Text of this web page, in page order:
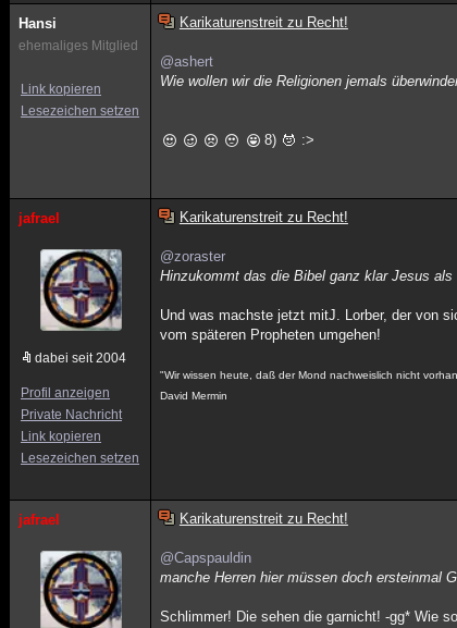
Hansi
ehemaliges Mitglied
Link kopieren
Lesezeichen setzen
Karikaturenstreit zu Recht!
@ashert
Wie wollen wir die Religionen jemals
8) :>
jafrael
dabei seit 2004
Profil anzeigen
Private Nachricht
Link kopieren
Lesezeichen setzen
Karikaturenstreit zu Recht!
@zoraster
Hinzukommt das die Bibel ganz klar Jesus
Und was machste jetzt mitJ. Lorber, der von
vom späteren Propheten umgehen!
"Wir wissen heute, daß der Mond nachweislich nicht
David Mermin
jafrael Karikaturenstreit zu Recht!
@Capspauldin
manche Herren hier müssen doch ersteinmal
Schlimmer! Die sehen die garnicht! -gg* Wie